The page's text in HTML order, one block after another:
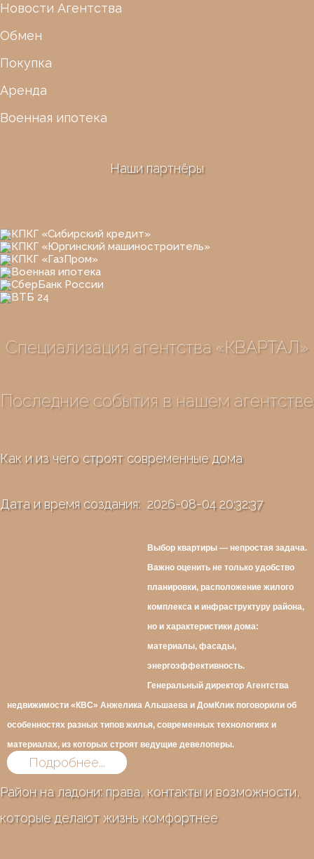
Новости Агентства
Обмен
Покупка
Аренда
Военная ипотека
Наши партнёры
Специализация агентства «КВАРТАЛ»
Последние события в нашем агентстве
Как и из чего строят современные дома
Дата и время создания: 2026-08-04 20:32:37
Выбор квартиры — непростая задача.
Важно оценить не только удобство
планировки, расположение жилого
комплекса и инфраструктуру района,
но и характеристики дома:
материалы, фасады,
энергоэффективность.
Генеральный директор Агентства
недвижимости «КВС» Анжелика Альшаева и ДомКлик поговорили об
особенностях разных типов жилья, современных технологиях и
материалах, из которых строят ведущие девелоперы.
Подробнее...
Район на ладони: права, контакты и возможности,
которые делают жизнь комфортнее